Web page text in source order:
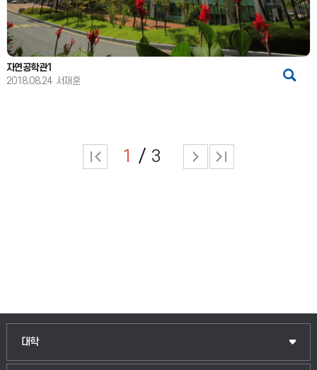
자연공학관1
2018.08.24 서재훈
1 3
대학